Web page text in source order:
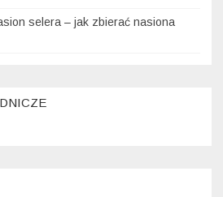
selera – jak zbierać nasiona